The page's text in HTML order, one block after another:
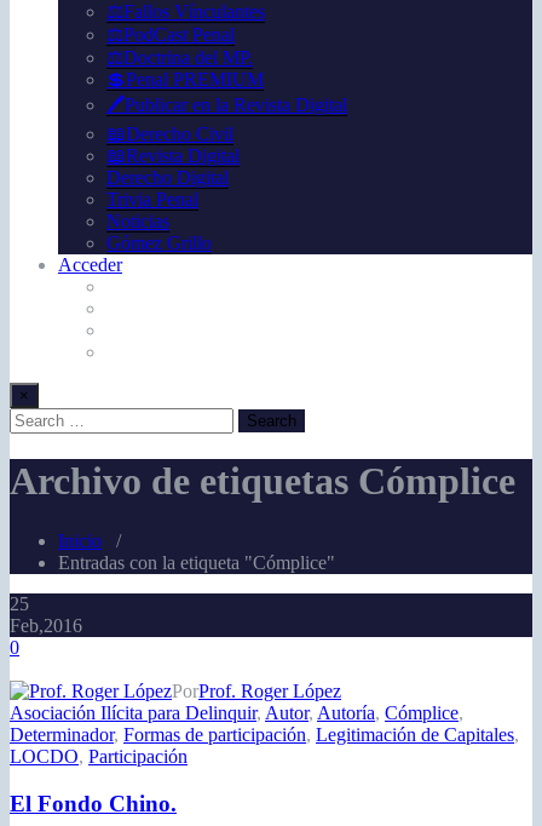
⚖️Fallos Vínculantes
⚖️PodCast Penal
⚖️Doctrina del MP.
💲Penal PREMIUM
🖊️Publicar en la Revista Digital
📖Derecho Civil
📖Revista Digital
Derecho Digital
Trivia Penal
Noticias
Gómez Grillo
Acceder
×
Archivo de etiquetas Cómplice
Inicio /
Entradas con la etiqueta "Cómplice"
25
Feb,2016
0
PorProf. Roger López
Asociación Ilícita para Delinquir, Autor, Autoría, Cómplice,
Determinador, Formas de participación, Legitimación de Capitales,
LOCDO, Participación
El Fondo Chino.